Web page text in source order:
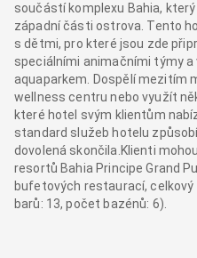
součástí komplexu Bahia,
západní části ostrova. Tento
s dětmi, pro které jsou zde
speciálními animačními týmy
aquaparkem. Dospělí mezitím
wellness centru nebo využít
které hotel svým klientům
standard služeb hotelu
dovolená skončila.Klienti
resortů Bahia Principe Grand
bufetových restaurací,
barů: 13, počet bazénů: 6).